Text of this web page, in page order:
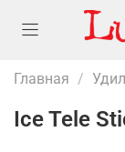
Главная
Ice Tele